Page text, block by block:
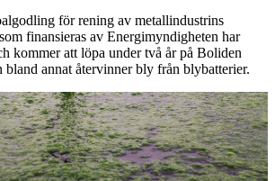
för rening av metallindustrins
finansieras av Energimyndigheten har
kommer att löpa under två år på Boliden
bland annat återvinner bly från blybatterier.